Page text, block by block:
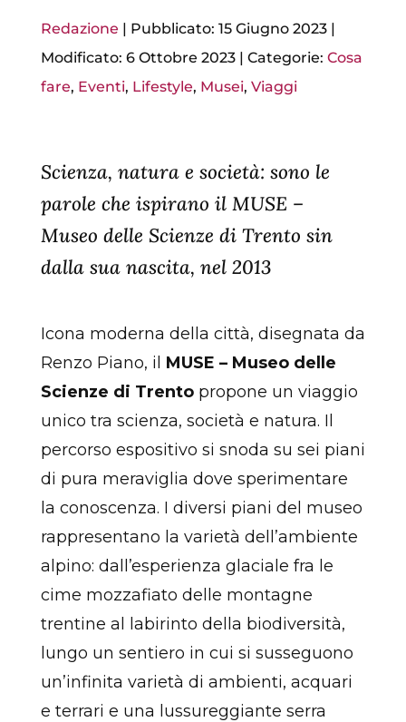
Redazione | Pubblicato: 15 Giugno 2023|
Modificato: 6 Ottobre 2023| Categorie: Cosa
fare, Eventi, Lifestyle, Musei, Viaggi
Scienza, natura e società: sono le
parole che ispirano il MUSE –
Museo delle Scienze di Trento sin
dalla sua nascita, nel 2013
Icona moderna della città, disegnata da
Renzo Piano, il MUSE – Museo delle
Scienze di Trento propone un viaggio
unico tra scienza, società e natura. Il
percorso espositivo si snoda su sei piani
di pura meraviglia dove sperimentare
la conoscenza. I diversi piani del museo
rappresentano la varietà dell’ambiente
alpino: dall’esperienza glaciale fra le
cime mozzafiato delle montagne
trentine al labirinto della biodiversità,
lungo un sentiero in cui si susseguono
un’infinita varietà di ambienti, acquari
e terrari e una lussureggiante serra